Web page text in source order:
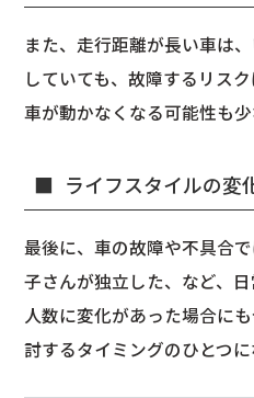
また、走行距離が長い車は
していても、故障するリス
車が動かなくなる可能性も少
ライフスタイルの変
最後に、車の故障や不具合
子さんが独立した、など、
人数に変化があった場合に
討するタイミングのひとつに